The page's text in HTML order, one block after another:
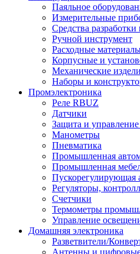
Паяльное
Измерительные
Средства разработки
Ручной инструмент
Расходные
Корпусные и
Механические
Наборы и
Промэлектроника
Реле RBUZ
Датчики
Защита и управление
Манометры
Пневматика
Промышленная
Промышленная
Регуляторы,
Счетчики
Термометры
Управление
Домашняя электроника
Разветвители/
Антенны и